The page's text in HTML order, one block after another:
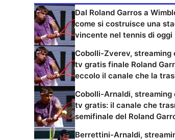
Dal Roland Garros a
come si costruisce una
vincente nel tennis di oggi
Cobolli-Zverev, streaming
tv gratis finale Roland
eccolo il canale che la
Cobolli-Arnaldi, streaming
tv gratis: il canale che
semifinale del Roland
Berrettini-Arnaldi,